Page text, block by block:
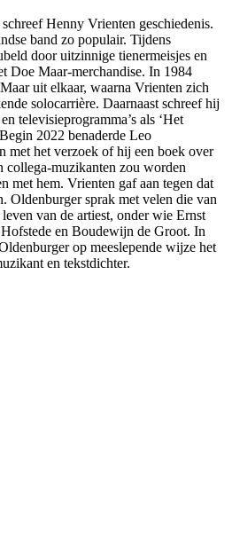
Henny Vrienten geschiedenis.
band zo populair. Tijdens
door uitzinnige tienermeisjes en
Doe Maar-merchandise. In 1984
uit elkaar, waarna Vrienten zich
solocarrière. Daarnaast schreef hij
televisieprogramma’s als ‘Het
2022 benaderde Leo
met het verzoek of hij een boek over
collega-muzikanten zou worden
met hem. Vrienten gaf aan tegen dat
Oldenburger sprak met velen die van
van de artiest, onder wie Ernst
en Boudewijn de Groot. In
op meeslepende wijze het
en tekstdichter.